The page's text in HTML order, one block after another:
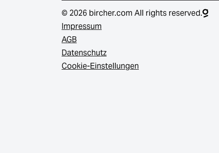
© 2026 bircher.com All rights reserved.
Impressum
AGB
Datenschutz
Cookie-Einstellungen